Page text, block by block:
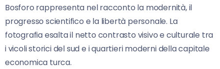
Bosforo rappresenta nel racconto la modernità, il
progresso scientifico e la libertà personale. La
fotografia esalta il netto contrasto visivo e culturale tra
i vicoli storici del sud e i quartieri moderni della capitale
economica turca.